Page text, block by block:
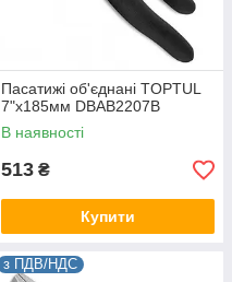
Пасатижі об'єднані TOPTUL
7"х185мм DBAB2207B
В наявності
513 ₴
Купити
з ПДВ/НДС